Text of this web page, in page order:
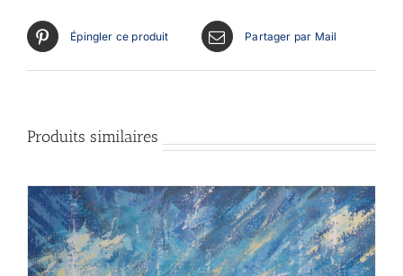
Épingler ce produit Partager par Mail
Produits similaires